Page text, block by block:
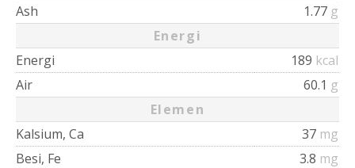
Ash
1.77 g
Energi
Energi
189 kcal
Air
60.1 g
Elemen
Kalsium, Ca
37 mg
Besi, Fe
3.8 mg